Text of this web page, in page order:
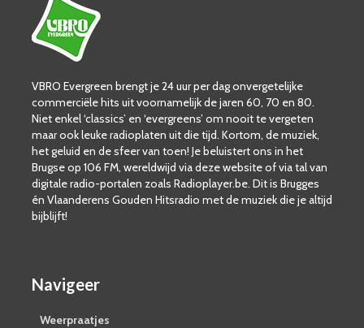
VBRO Evergreen brengt je 24 uur per dag onvergetelijke
commerciële hits uit voornamelijk de jaren 60, 70 en 80.
Niet enkel ‘classics’ en ‘evergreens’ om nooit te vergeten
maar ook leuke radioplaten uit die tijd. Kortom, de muziek,
het geluid en de sfeer van toen! Je beluistert ons in het
Brugse op 106 FM, wereldwijd via deze website of via tal van
digitale radio-portalen zoals Radioplayer.be. Dit is Brugges
én Vlaanderens Gouden Hitsradio met de muziek die je altijd
bijblijft!
Navigeer
Weerpraatjes